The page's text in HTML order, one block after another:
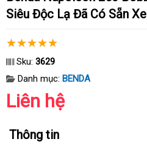
Siêu Độc Lạ Đã Có Sẵn Xe
Sku: 3629
Danh mục: BENDA
Liên hệ
Thông tin